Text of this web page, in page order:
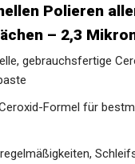
Polieren
– 2,3
gebrauchsfertige
Formel für